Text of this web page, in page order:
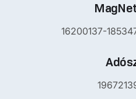
16200137-